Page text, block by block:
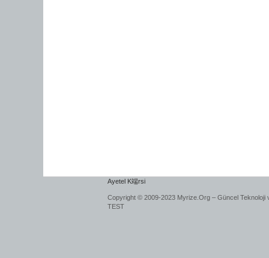
Ayetel K端rsi
Copyright © 2009-2023 Myrize.Org – Güncel Teknoloji
TEST